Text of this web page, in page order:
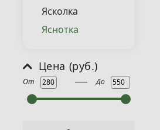
Ясколка
Яснотка
Цена (руб.)
От До